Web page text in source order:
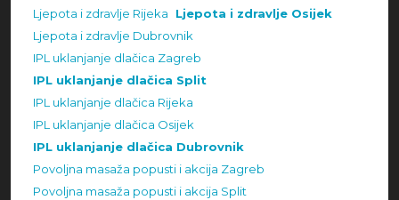
Ljepota i zdravlje Rijeka
Ljepota i zdravlje Osijek
Ljepota i zdravlje Dubrovnik
IPL uklanjanje dlačica Zagreb
IPL uklanjanje dlačica Split
IPL uklanjanje dlačica Rijeka
IPL uklanjanje dlačica Osijek
IPL uklanjanje dlačica Dubrovnik
Povoljna masaža popusti i akcija Zagreb
Povoljna masaža popusti i akcija Split